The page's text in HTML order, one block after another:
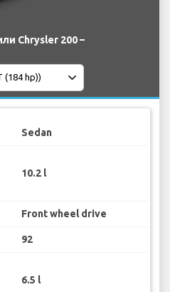
Chrysler 200 –
Sedan
10.2 l
Front wheel drive
92
6.5 l